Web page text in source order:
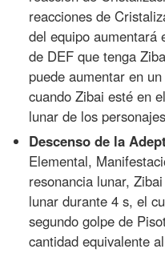
reacciones de
del equipo aumentará
de DEF que tenga
puede aumentar en
cuando Zibai esté en
lunar de los
Descenso de la
Elemental,
resonancia lunar,
lunar durante 4 s, el
segundo golpe de
cantidad equivalente